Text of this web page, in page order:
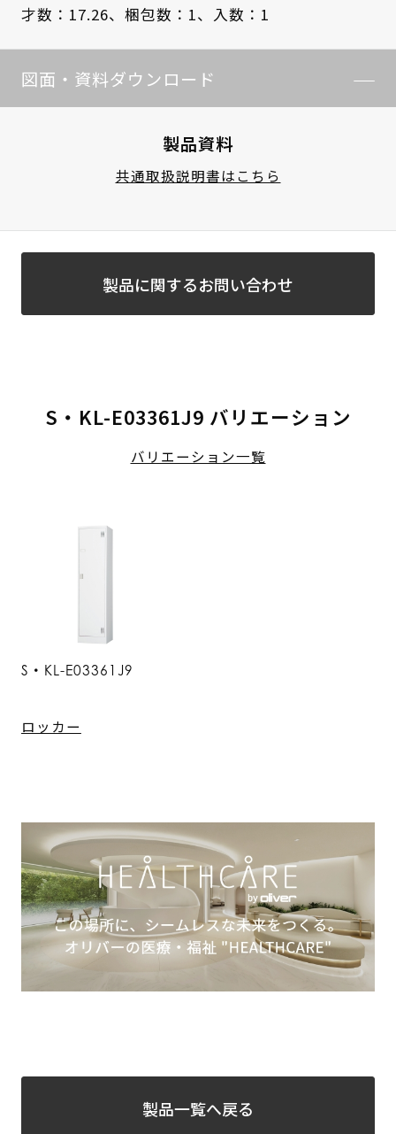
才数：17.26、 梱包数：1、 入数：1
図面・資料ダウンロード
製品資料
共通取扱説明書はこちら
製品に関するお問い合わせ
S・KL-E03361J9 バリエーション
バリエーション一覧
S・KL-E03361J9
ロッカー
製品一覧へ戻る